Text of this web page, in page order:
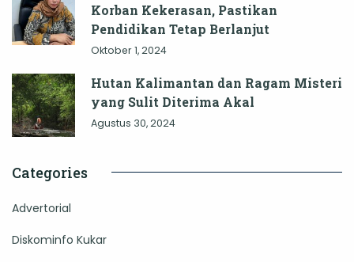
Korban Kekerasan, Pastikan
Pendidikan Tetap Berlanjut
Oktober 1, 2024
Hutan Kalimantan dan Ragam Misteri
yang Sulit Diterima Akal
Agustus 30, 2024
Categories
Advertorial
Diskominfo Kukar